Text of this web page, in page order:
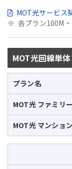
MOT光サービス
各プラン100M
MOT光回線単
プラン名
MOT光 ファミリ
MOT光 マンショ